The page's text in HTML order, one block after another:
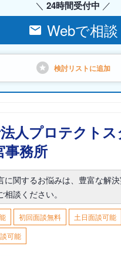
24時間受付中
Webで相談
検討リストに追加
人プロテクトス
事務所
に関するお悩みは、豊富な解
談ください。
初回面談無料
土日面談可能
可能